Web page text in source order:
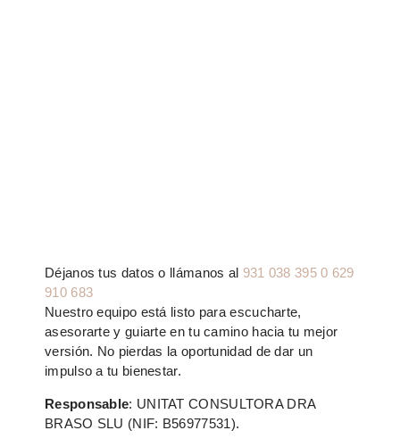
Déjanos tus datos o llámanos al 931 038 395 0 629
910 683
Nuestro equipo está listo para escucharte,
asesorarte y guiarte en tu camino hacia tu mejor
versión. No pierdas la oportunidad de dar un
impulso a tu bienestar.
Responsable: UNITAT CONSULTORA DRA
BRASO SLU (NIF: B56977531).